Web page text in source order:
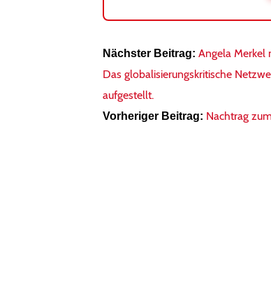
Nächster Beitrag: Angela Merkel
Das globalisierungskritische
aufgestellt.
Vorheriger Beitrag: Nachtrag